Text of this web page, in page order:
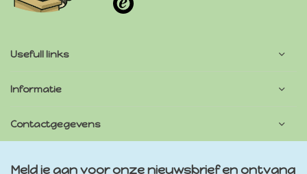
Usefull links
Informatie
Contactgegevens
Meld je aan voor onze nieuwsbrief en ontvang